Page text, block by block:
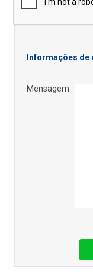
Informações
Mensagem: